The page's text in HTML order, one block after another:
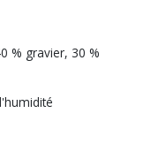
% gravier, 30 %